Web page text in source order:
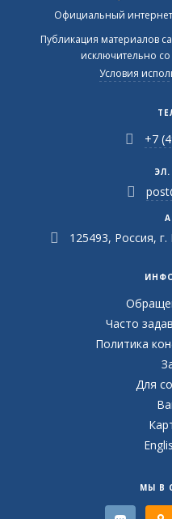
Официальный
Публикация материалов
исключительно
Условия
+7
125493, Россия,
Часто
Политика
Для
МЫ В